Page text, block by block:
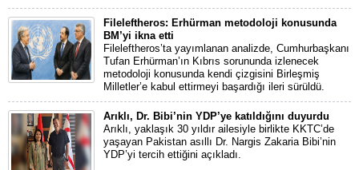
Fileleftheros: Erhürman metodoloji konusunda
BM’yi ikna etti
Fileleftheros’ta yayımlanan analizde, Cumhurbaşkanı
Tufan Erhürman’ın Kıbrıs sorununda izlenecek
metodoloji konusunda kendi çizgisini Birleşmiş
Milletler’e kabul ettirmeyi başardığı ileri sürüldü.
Arıklı, Dr. Bibi’nin YDP’ye katıldığını duyurdu
Arıklı, yaklaşık 30 yıldır ailesiyle birlikte KKTC’de
yaşayan Pakistan asıllı Dr. Nargis Zakaria Bibi’nin
YDP’yi tercih ettiğini açıkladı.